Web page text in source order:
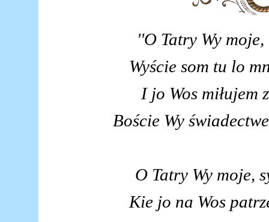
''O Tatry Wy
Wyście som tu lo
I jo Wos miłujem
Boście Wy
O Tatry Wy moje,
Kie jo na Wos